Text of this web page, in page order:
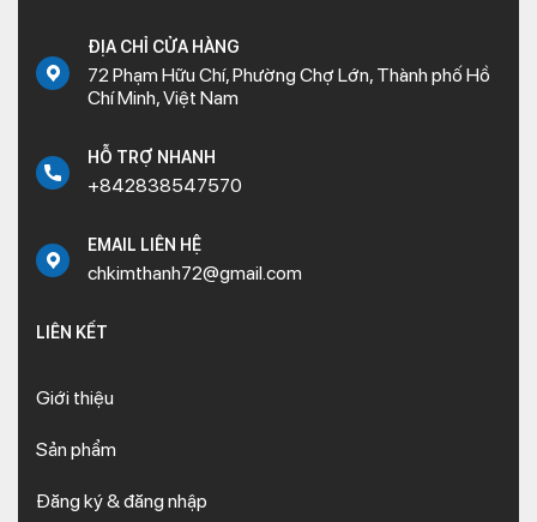
ĐỊA CHỈ CỬA HÀNG
72 Phạm Hữu Chí, Phường Chợ Lớn, Thành phố Hồ
Chí Minh, Việt Nam
HỖ TRỢ NHANH
+842838547570
EMAIL LIÊN HỆ
chkimthanh72@gmail.com
LIÊN KẾT
Giới thiệu
Sản phẩm
Đăng ký & đăng nhập